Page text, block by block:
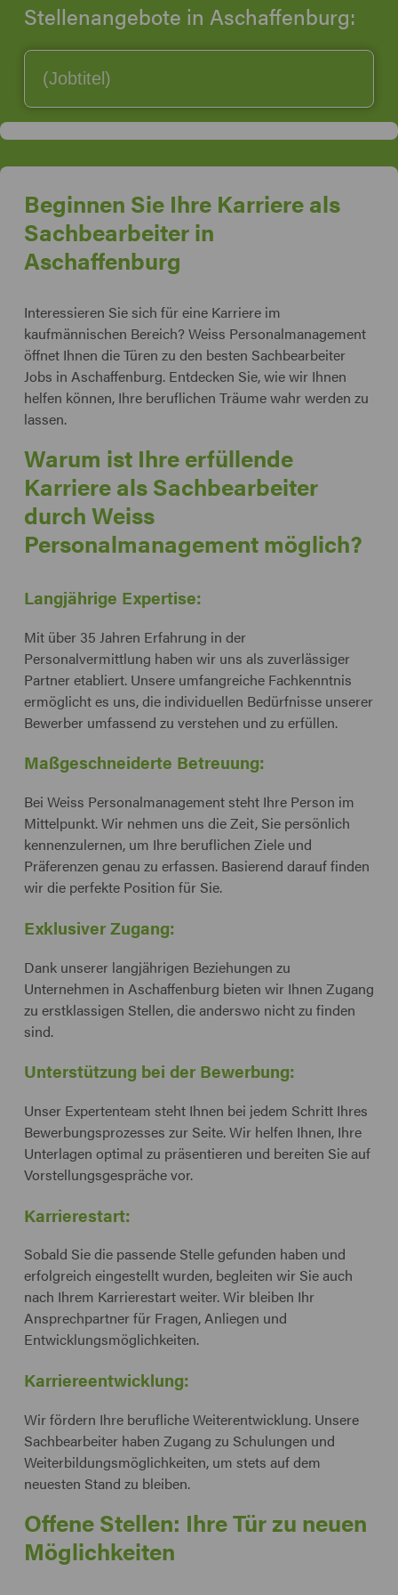
Stellenangebote in Aschaffenburg:
Beginnen Sie Ihre Karriere als
Sachbearbeiter in
Aschaffenburg
Interessieren Sie sich für eine Karriere im
kaufmännischen Bereich? Weiss Personalmanagement
öffnet Ihnen die Türen zu den besten Sachbearbeiter
Jobs in Aschaffenburg. Entdecken Sie, wie wir Ihnen
helfen können, Ihre beruflichen Träume wahr werden zu
lassen.
Warum ist Ihre erfüllende
Karriere als Sachbearbeiter
durch Weiss
Personalmanagement möglich?
Langjährige Expertise:
Mit über 35 Jahren Erfahrung in der
Personalvermittlung haben wir uns als zuverlässiger
Partner etabliert. Unsere umfangreiche Fachkenntnis
ermöglicht es uns, die individuellen Bedürfnisse unserer
Bewerber umfassend zu verstehen und zu erfüllen.
Maßgeschneiderte Betreuung:
Bei Weiss Personalmanagement steht Ihre Person im
Mittelpunkt. Wir nehmen uns die Zeit, Sie persönlich
kennenzulernen, um Ihre beruflichen Ziele und
Präferenzen genau zu erfassen. Basierend darauf finden
wir die perfekte Position für Sie.
Exklusiver Zugang:
Dank unserer langjährigen Beziehungen zu
Unternehmen in Aschaffenburg bieten wir Ihnen Zugang
zu erstklassigen Stellen, die anderswo nicht zu finden
sind.
Unterstützung bei der Bewerbung:
Unser Expertenteam steht Ihnen bei jedem Schritt Ihres
Bewerbungsprozesses zur Seite. Wir helfen Ihnen, Ihre
Unterlagen optimal zu präsentieren und bereiten Sie auf
Vorstellungsgespräche vor.
Karrierestart:
Sobald Sie die passende Stelle gefunden haben und
erfolgreich eingestellt wurden, begleiten wir Sie auch
nach Ihrem Karrierestart weiter. Wir bleiben Ihr
Ansprechpartner für Fragen, Anliegen und
Entwicklungsmöglichkeiten.
Karriereentwicklung:
Wir fördern Ihre berufliche Weiterentwicklung. Unsere
Sachbearbeiter haben Zugang zu Schulungen und
Weiterbildungsmöglichkeiten, um stets auf dem
neuesten Stand zu bleiben.
Offene Stellen: Ihre Tür zu neuen
Möglichkeiten